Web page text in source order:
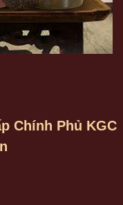
Chính Phủ KGC